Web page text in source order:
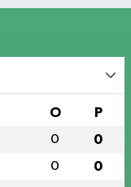
O P
0 0
0 0